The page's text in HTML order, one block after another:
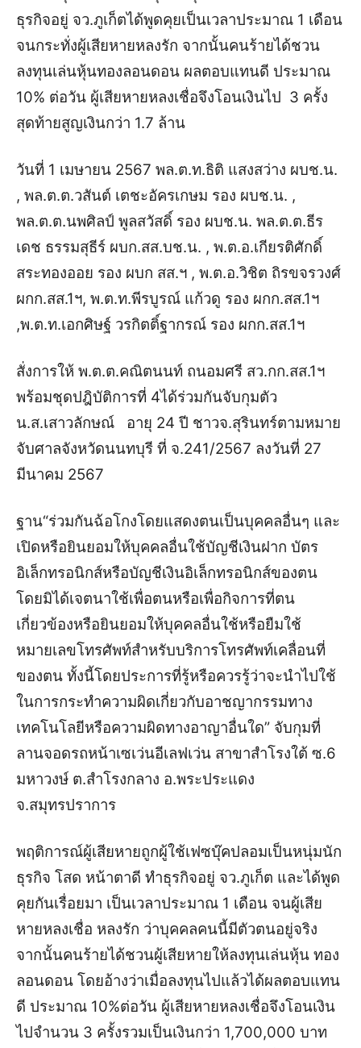
ธุรกิจอยู่ จว.ภูเก็ตได้พูดคุยเป็นเวลาประมาณ 1 เดือน
จนกระทั่งผู้เสียหายหลงรัก จากนั้นคนร้ายได้ชวน
ลงทุนเล่นหุ้นทองลอนดอน ผลตอบแทนดี ประมาณ
10% ต่อวัน ผู้เสียหายหลงเชื่อจึงโอนเงินไป 3 ครั้ง
สุดท้ายสูญเงินกว่า 1.7 ล้าน
วันที่ 1 เมษายน 2567 พล.ต.ท.ธิติ แสงสว่าง ผบช.น.
, พล.ต.ต.วสันต์ เตชะอัครเกษม รอง ผบช.น. ,
พล.ต.ต.นพศิลป์ พูลสวัสดิ์ รอง ผบช.น. พล.ต.ต.ธีร
เดช ธรรมสุธีร์ ผบก.สส.บช.น. , พ.ต.อ.เกียรติศักดิ์
สระทองออย รอง ผบก สส.ฯ , พ.ต.อ.วิชิต ถิรขจรวงศ์
ผกก.สส.1ฯ, พ.ต.ท.พีรบูรณ์ แก้วดู รอง ผกก.สส.1ฯ
,พ.ต.ท.เอกศิษฐ์ วรกิตติ์ฐากรณ์ รอง ผกก.สส.1ฯ
สั่งการให้ พ.ต.ต.คณิตนนท์ ถนอมศรี สว.กก.สส.1ฯ
พร้อมชุดปฎิบัติการที่ 4ได้ร่วมกันจับกุมตัว
น.ส.เสาวลักษณ์ อายุ 24 ปี ชาวจ.สุรินทร์ตามหมาย
จับศาลจังหวัดนนทบุรี ที่ จ.241/2567 ลงวันที่ 27
มีนาคม 2567
ฐาน“ร่วมกันฉ้อโกงโดยแสดงตนเป็นบุคคลอื่นๆ และ
เปิดหรือยินยอมให้บุคคลอื่นใช้บัญชีเงินฝาก บัตร
อิเล็กทรอนิกส์หรือบัญชีเงินอิเล็กทรอนิกส์ของตน
โดยมิได้เจตนาใช้เพื่อตนหรือเพื่อกิจการที่ตน
เกี่ยวข้องหรือยินยอมให้บุคคลอื่นใช้หรือยืมใช้
หมายเลขโทรศัพท์สำหรับบริการโทรศัพท์เคลื่อนที่
ของตน ทั้งนี้โดยประการที่รู้หรือควรรู้ว่าจะนำไปใช้
ในการกระทำความผิดเกี่ยวกับอาชญากรรมทาง
เทคโนโลยีหรือความผิดทางอาญาอื่นใด” จับกุมที่
ลานจอดรถหน้าเซเว่นอีเลฟเว่น สาขาสำโรงใต้ ซ.6
มหาวงษ์ ต.สําโรงกลาง อ.พระประแดง
จ.สมุทรปราการ
พฤติการณ์ผู้เสียหายถูกผู้ใช้เฟซบุ๊คปลอมเป็นหนุ่มนัก
ธุรกิจ โสด หน้าตาดี ทำธุรกิจอยู่ จว.ภูเก็ต และได้พูด
คุยกันเรื่อยมา เป็นเวลาประมาณ 1 เดือน จนผู้เสีย
หายหลงเชื่อ หลงรัก ว่าบุคคลคนนี้มีตัวตนอยู่จริง
จากนั้นคนร้ายได้ชวนผู้เสียหายให้ลงทุนเล่นหุ้น ทอง
ลอนดอน โดยอ้างว่าเมื่อลงทุนไปแล้วได้ผลตอบแทน
ดี ประมาณ 10%ต่อวัน ผู้เสียหายหลงเชื่อจึงโอนเงิน
ไปจำนวน 3 ครั้งรวมเป็นเงินกว่า 1,700,000 บาท